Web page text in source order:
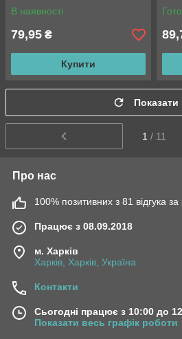
хайлайтер і рум'яна
В наявності
79,95 ₴
Купити
1 / 11
Про нас
100% позитивних з 81 відгука за
Працює з 08.09.2018
м. Харків
Харків, Харків, Україна
Контакти
Сьогодні працює з 10:00 до
Показати весь графік роботи